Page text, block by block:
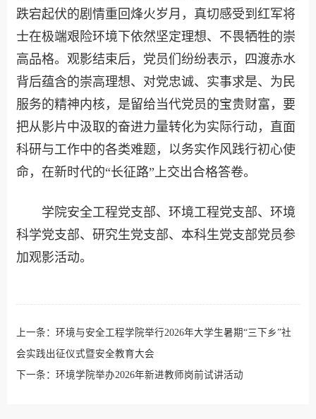
跌宕起伏的剧情重回烽火岁月，真切感受到红军将
士在极端艰险环境下依然坚定理想、不畏牺牲的崇
高品格。观影结束后，党员们纷纷表示，四渡赤水
背后蕴含的崇高理想、对党忠诚、实事求是、为民
服务的精神内核，是留给当代党员的宝贵财富，要
把从影片中汲取的奋进力量转化为实际行动，直面
科研与工作中的各类难题，以务实作风践行初心使
命，在新时代的“长征路”上交出合格答卷。
学院安全工程党支部、环境工程党支部、环境
科学党支部、研究生党支部、本科生党支部党员参
加观影活动。
上一条： 环境与安全工程学院举行2026年大学生暑期“三下乡”社
会实践出征仪式暨安全教育大会
下一条： 环境学院举办2026年新进教师岗前试讲活动